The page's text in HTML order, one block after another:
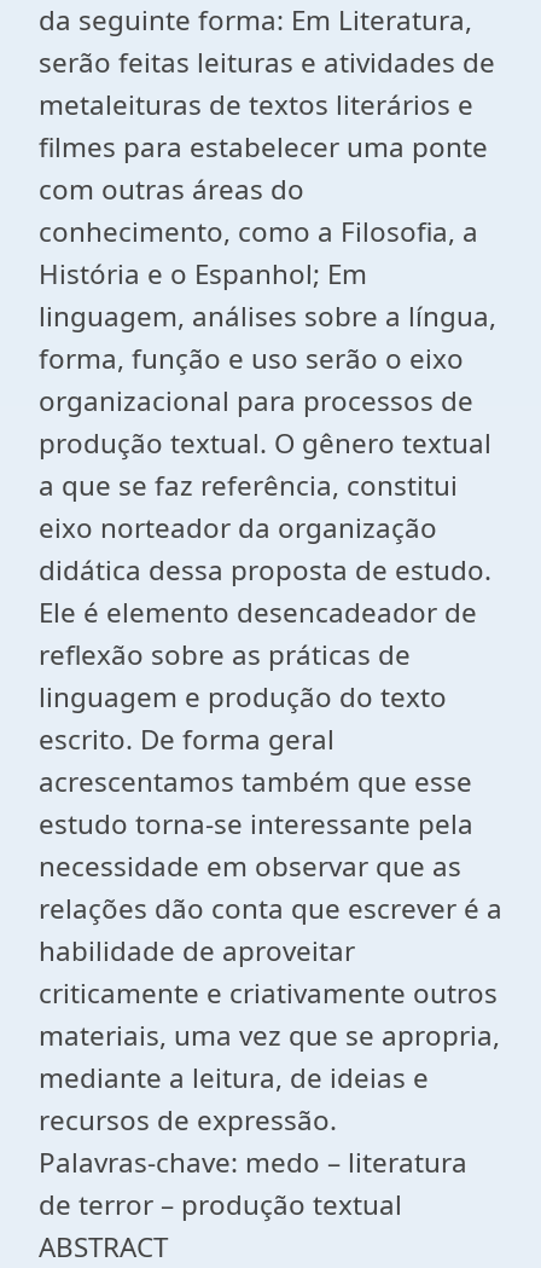
da seguinte forma: Em Literatura,
serão feitas leituras e atividades de
metaleituras de textos literários e
filmes para estabelecer uma ponte
com outras áreas do
conhecimento, como a Filosofia, a
História e o Espanhol; Em
linguagem, análises sobre a língua,
forma, função e uso serão o eixo
organizacional para processos de
produção textual. O gênero textual
a que se faz referência, constitui
eixo norteador da organização
didática dessa proposta de estudo.
Ele é elemento desencadeador de
reflexão sobre as práticas de
linguagem e produção do texto
escrito. De forma geral
acrescentamos também que esse
estudo torna-se interessante pela
necessidade em observar que as
relações dão conta que escrever é a
habilidade de aproveitar
criticamente e criativamente outros
materiais, uma vez que se apropria,
mediante a leitura, de ideias e
recursos de expressão.
Palavras-chave: medo – literatura
de terror – produção textual
ABSTRACT